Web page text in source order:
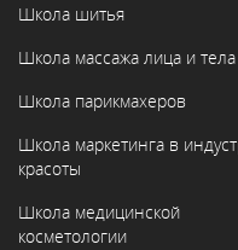
Школа шитья
Школа массажа лица и тела
Школа парикмахеров
Школа маркетинга в
красоты
Школа медицинской
косметологии